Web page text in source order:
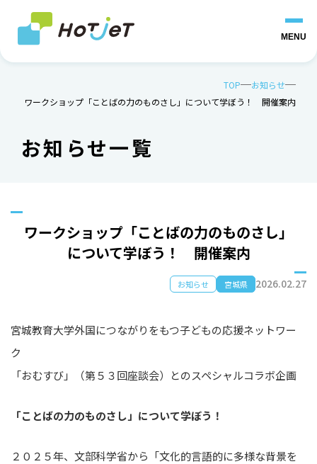
MENU
お知らせ一覧
TOP
お知らせ
ワークショップ「ことばの力のものさし」について学ぼう！ 開催案内
ワークショップ「ことばの力のものさし」
について学ぼう！ 開催案内
お知らせ 宮城県 2026.02.27
宮城教育大学外国につながりをもつ子どもの応援ネットワー
ク
「おむすび」（第５３回座談会）とのスペシャルコラボ企画
「ことばの力のものさし」について学ぼう！
２０２５年、文部科学省から「文化的言語的に多様な背景を